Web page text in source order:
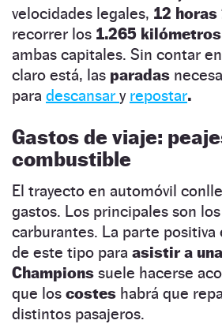
velocidades legales, 12
recorrer los 1.265 kilómetros
ambas capitales. Sin contar
claro está, las paradas
para descansar y repostar.
Gastos de viaje:
combustible
El trayecto en automóvil
gastos. Los principales son los
carburantes. La parte positiva
de este tipo para asistir a
Champions suele hacerse
que los costes habrá que
distintos pasajeros.